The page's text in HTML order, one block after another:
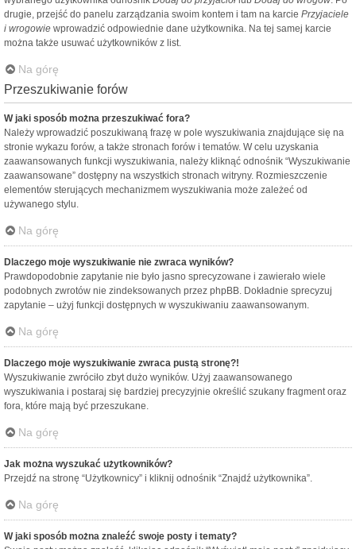
drugie, przejść do panelu zarządzania swoim kontem i tam na karcie Przyjaciele
i wrogowie wprowadzić odpowiednie dane użytkownika. Na tej samej karcie
można także usuwać użytkowników z list.
Na górę
Przeszukiwanie forów
W jaki sposób można przeszukiwać fora?
Należy wprowadzić poszukiwaną frazę w pole wyszukiwania znajdujące się na
stronie wykazu forów, a także stronach forów i tematów. W celu uzyskania
zaawansowanych funkcji wyszukiwania, należy kliknąć odnośnik “Wyszukiwanie
zaawansowane” dostępny na wszystkich stronach witryny. Rozmieszczenie
elementów sterujących mechanizmem wyszukiwania może zależeć od
używanego stylu.
Na górę
Dlaczego moje wyszukiwanie nie zwraca wyników?
Prawdopodobnie zapytanie nie było jasno sprecyzowane i zawierało wiele
podobnych zwrotów nie zindeksowanych przez phpBB. Dokładnie sprecyzuj
zapytanie – użyj funkcji dostępnych w wyszukiwaniu zaawansowanym.
Na górę
Dlaczego moje wyszukiwanie zwraca pustą stronę?!
Wyszukiwanie zwróciło zbyt dużo wyników. Użyj zaawansowanego
wyszukiwania i postaraj się bardziej precyzyjnie określić szukany fragment oraz
fora, które mają być przeszukane.
Na górę
Jak można wyszukać użytkowników?
Przejdź na stronę “Użytkownicy” i kliknij odnośnik “Znajdź użytkownika”.
Na górę
W jaki sposób można znaleźć swoje posty i tematy?